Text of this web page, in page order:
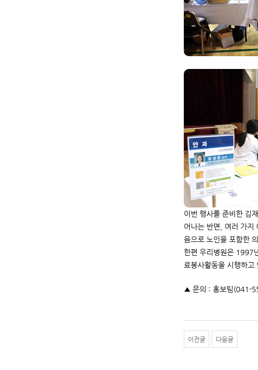
이번 행사를 준비한 김
어나는 반면, 여러 가지
음으로 노인을 포함한
한편 우리병원은 1997
료봉사활동을 시행하
▲ 문의 : 홍보팀(041-
이전글 다음글